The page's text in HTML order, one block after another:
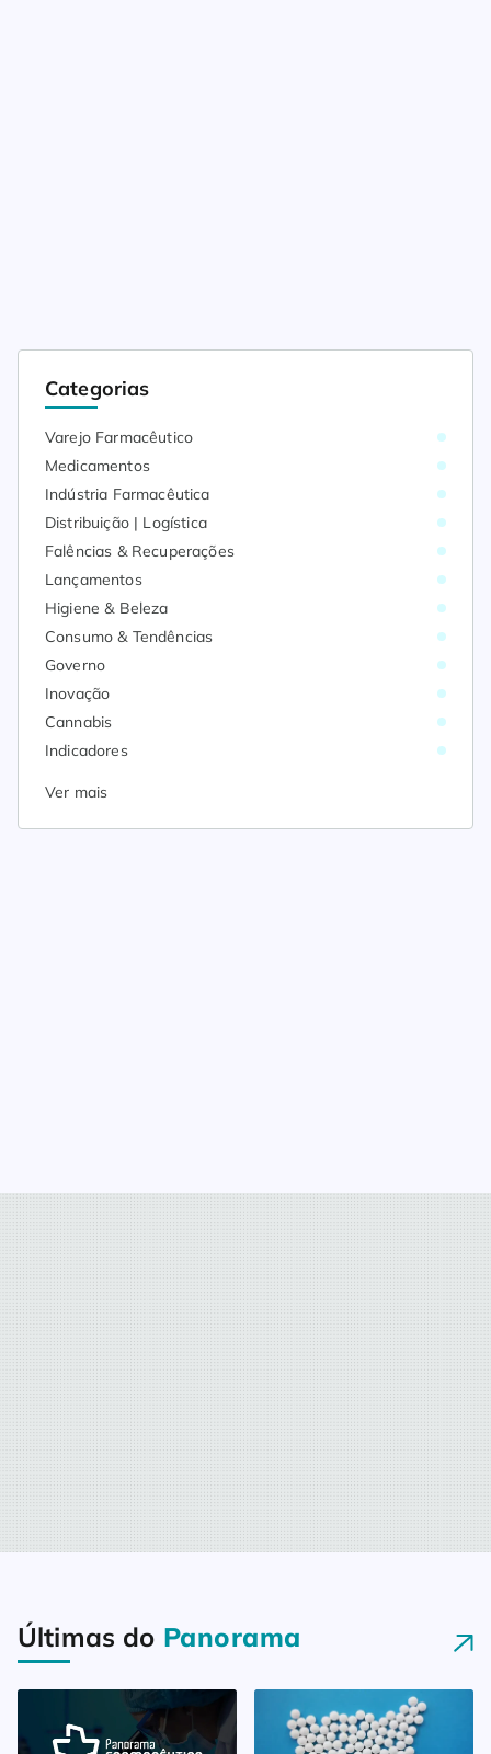
Categorias
Varejo Farmacêutico
Medicamentos
Indústria Farmacêutica
Distribuição | Logística
Falências & Recuperações
Lançamentos
Higiene & Beleza
Consumo & Tendências
Governo
Inovação
Cannabis
Indicadores
Ver mais
Últimas do Panorama